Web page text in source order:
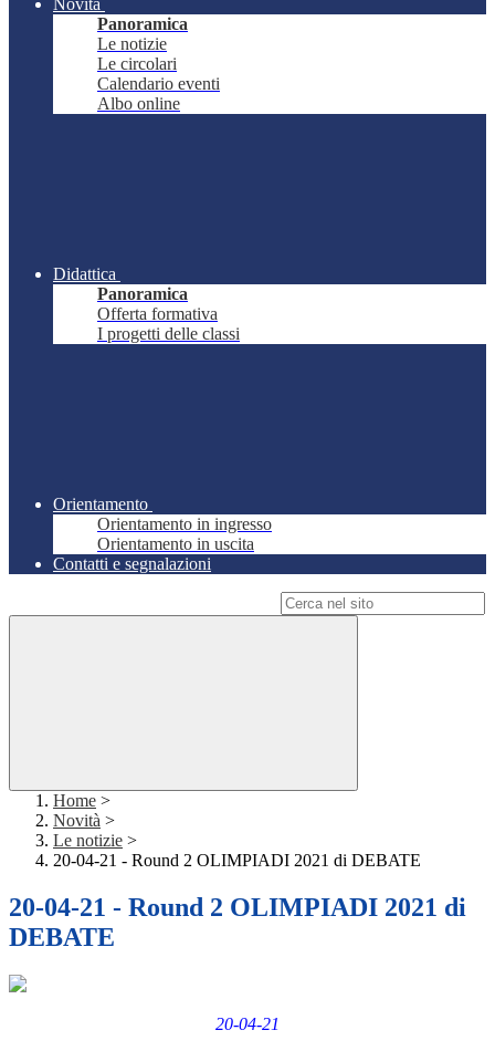
Novità
Panoramica
Le notizie
Le circolari
Calendario eventi
Albo online
Didattica
Panoramica
Offerta formativa
I progetti delle classi
Orientamento
Orientamento in ingresso
Orientamento in uscita
Contatti e segnalazioni
Home >
Novità >
Le notizie >
20-04-21 - Round 2 OLIMPIADI 2021 di DEBATE
20-04-21 - Round 2 OLIMPIADI 2021 di
DEBATE
20-04-21